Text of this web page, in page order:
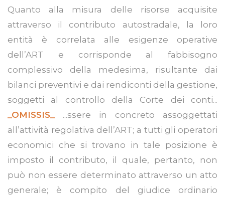
Quanto alla misura delle risorse acquisite
attraverso il contributo autostradale, la loro
entità è correlata alle esigenze operative
dell’ART e corrisponde al fabbisogno
complessivo della medesima, risultante dai
bilanci preventivi e dai rendiconti della gestione,
soggetti al controllo della Corte dei conti...
_OMISSIS_
...ssere in concreto assoggettati
all’attività regolativa dell’ART; a tutti gli operatori
economici che si trovano in tale posizione è
imposto il contributo, il quale, pertanto, non
può non essere determinato attraverso un atto
generale; è compito del giudice ordinario